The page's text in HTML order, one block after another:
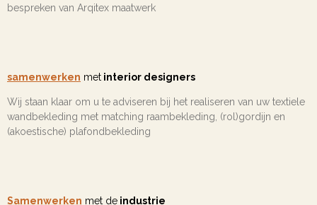
bespreken van Arqitex maatwerk
samenwerken met interior designers
Wij staan klaar om u te adviseren bij het realiseren van uw textiele
wandbekleding met matching raambekleding, (rol)gordijn en
(akoestische) plafondbekleding
Samenwerken met de industrie